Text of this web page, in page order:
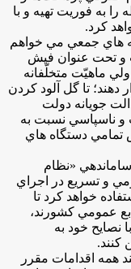
را به فوريت تهيه و با
كرد.
هاي جمعي مي خواهم
و تحت عنوان فيش
ماهيّت متخلّفانه
تا گل آلود كردن
جويانه دولت
و ناسپاسي نسبت به
تمامي دستگاه هاي
«نظام
و تسريع در اجراي
خواهد كرد تا
عمومي كشورند،
نصايح خود به
كنند.
همه اقدامات مقرر